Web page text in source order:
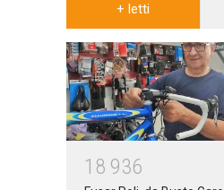
+ letti
1 8 936